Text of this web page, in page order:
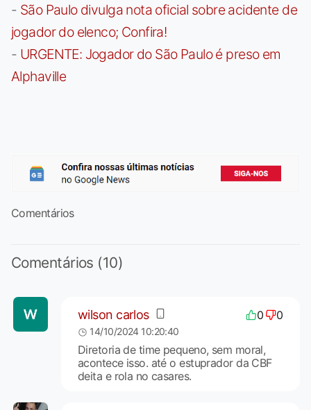
- São Paulo divulga nota oficial sobre acidente de
jogador do elenco; Confira!
- URGENTE: Jogador do São Paulo é preso em
Alphaville
Comentários
Comentários (10)
wilson carlos 0 0
14/10/2024 10:20:40
Diretoria de time pequeno, sem moral,
acontece isso. até o estuprador da CBF
deita e rola no casares.